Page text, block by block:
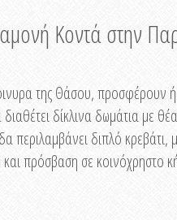
Κοντά στην
της Θάσου, προσφέρουν
δίκλινα δωμάτια με
διπλό κρεβάτι,
πρόσβαση σε κοινόχρηστο